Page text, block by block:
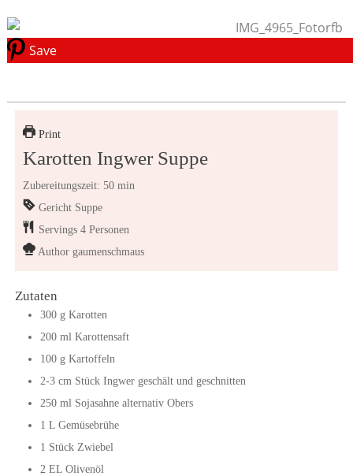
Save
Print
Karotten Ingwer Suppe
Zubereitungszeit: 50 min
Gericht Suppe
Servings 4 Personen
Author gaumenschmaus
Zutaten
300 g Karotten
200 ml Karottensaft
100 g Kartoffeln
2-3 cm Stück Ingwer geschält und geschnitten
250 ml Sojasahne alternativ Obers
1 L Gemüsebrühe
1 Stück Zwiebel
2 EL Olivenöl